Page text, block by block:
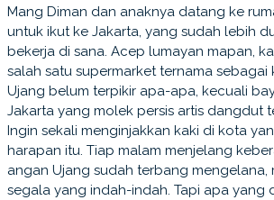
Mang Diman dan anaknya datang ke
untuk ikut ke Jakarta, yang sudah lebih
bekerja di sana. Acep lumayan mapan,
salah satu supermarket ternama sebagai
Ujang belum terpikir apa-apa, kecuali
Jakarta yang molek persis artis dangdut
Ingin sekali menginjakkan kaki di kota
harapan itu. Tiap malam menjelang
angan Ujang sudah terbang mengelana,
segala yang indah-indah. Tapi apa yang